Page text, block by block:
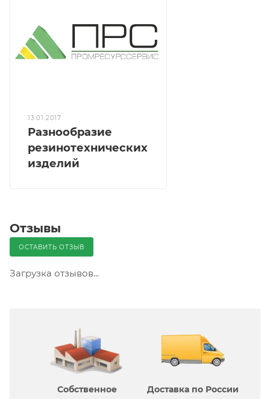
13.01.2017
Разнообразие
резинотехнических
изделий
Отзывы
ОСТАВИТЬ ОТЗЫВ
Загрузка отзывов...
Собственное
Доставка по России